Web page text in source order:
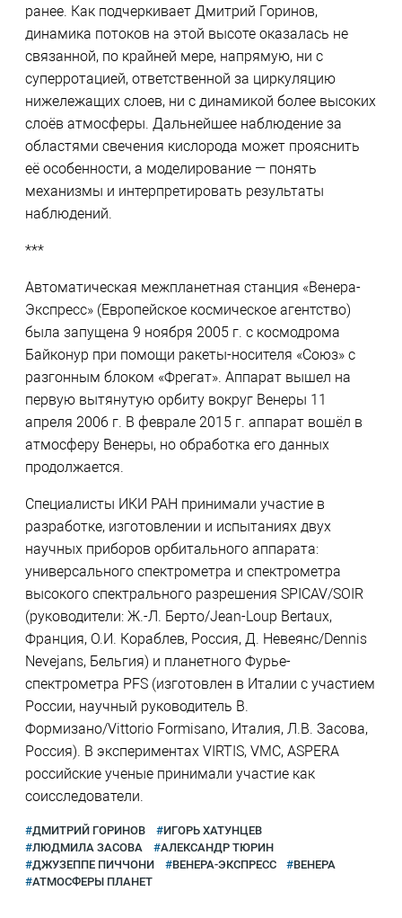
ранее. Как подчеркивает Дмитрий Горинов,
динамика потоков на этой высоте оказалась не
связанной, по крайней мере, напрямую, ни с
суперротацией, ответственной за циркуляцию
нижележащих слоев, ни с динамикой более высоких
слоёв атмосферы. Дальнейшее наблюдение за
областями свечения кислорода может прояснить
её особенности, а моделирование — понять
механизмы и интерпретировать результаты
наблюдений.
***
Автоматическая межпланетная станция «Венера-
Экспресс» (Европейское космическое агентство)
была запущена 9 ноября 2005 г. с космодрома
Байконур при помощи ракеты-носителя «Союз» с
разгонным блоком «Фрегат». Аппарат вышел на
первую вытянутую орбиту вокруг Венеры 11
апреля 2006 г. В феврале 2015 г. аппарат вошёл в
атмосферу Венеры, но обработка его данных
продолжается.
Специалисты ИКИ РАН принимали участие в
разработке, изготовлении и испытаниях двух
научных приборов орбитального аппарата:
универсального спектрометра и спектрометра
высокого спектрального разрешения SPICAV/SOIR
(руководители: Ж.-Л. Берто/Jean-Loup Bertaux,
Франция, О.И. Кораблев, Россия, Д. Невеянс/Dennis
Nevejans, Бельгия) и планетного Фурье-
спектрометра PFS (изготовлен в Италии с участием
России, научный руководитель В.
Формизано/Vittorio Formisano, Италия, Л.В. Засова,
Россия). В экспериментах VIRTIS, VMC, ASPERA
российские ученые принимали участие как
соисследователи.
ДМИТРИЙ ГОРИНОВ
ИГОРЬ ХАТУНЦЕВ
ЛЮДМИЛА ЗАСОВА
АЛЕКСАНДР ТЮРИН
ДЖУЗЕППЕ ПИЧЧОНИ
ВЕНЕРА-ЭКСПРЕСС
ВЕНЕРА
АТМОСФЕРЫ ПЛАНЕТ